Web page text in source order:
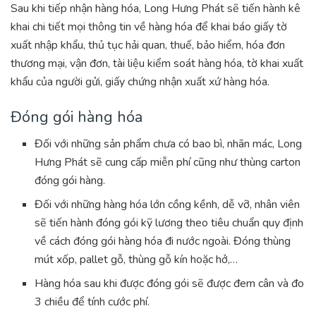
Sau khi tiếp nhận hàng hóa, Long Hưng Phát sẽ tiến hành kê
khai chi tiết mọi thông tin về hàng hóa để khai báo giấy tờ
xuất nhập khẩu, thủ tục hải quan, thuế, bảo hiểm, hóa đơn
thương mại, vận đơn, tài liệu kiểm soát hàng hóa, tờ khai xuất
khẩu của người gửi, giấy chứng nhận xuất xứ hàng hóa.
Đóng gói hàng hóa
Đối với những sản phẩm chưa có bao bì, nhãn mác, Long
Hưng Phát sẽ cung cấp miễn phí cũng như thùng carton
đóng gói hàng.
Đối với những hàng hóa lớn cồng kềnh, dễ vỡ, nhân viên
sẽ tiến hành đóng gói kỹ lương theo tiêu chuẩn quy định
về cách đóng gói hàng hóa đi nước ngoài. Đóng thùng
mút xốp, pallet gỗ, thùng gỗ kín hoặc hở,…
Hàng hóa sau khi được đóng gói sẽ được đem cân và đo
3 chiều để tính cước phí.